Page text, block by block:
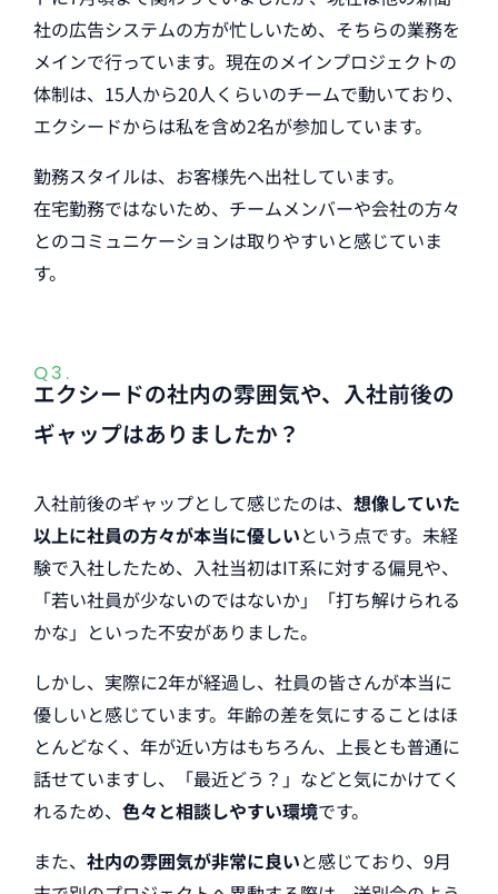
社の広告システムの方が忙しいため、そちらの業務を
メインで行っています。現在のメインプロジェクトの
体制は、15人から20人くらいのチームで動いており、
エクシードからは私を含め2名が参加しています。
勤務スタイルは、お客様先へ出社しています。
在宅勤務ではないため、チームメンバーや会社の方々
とのコミュニケーションは取りやすいと感じていま
す。
Q3.
エクシードの社内の雰囲気や、入社前後の
ギャップはありましたか？
入社前後のギャップとして感じたのは、 想像していた
以上に社員の方々が本当に優しいという点です。未経
験で入社したため、入社当初はIT系に対する偏見や、
「若い社員が少ないのではないか」「打ち解けられる
かな」といった不安がありました。
しかし、実際に2年が経過し、社員の皆さんが本当に
優しいと感じています。年齢の差を気にすることはほ
とんどなく、年が近い方はもちろん、上長とも普通に
話せていますし、「最近どう？」などと気にかけてく
れるため、 色々と相談しやすい環境です。
また、 社内の雰囲気が非常に良いと感じており、9月